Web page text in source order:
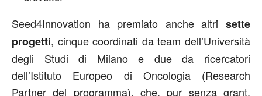
Seed4Innovation ha premiato anche altri sette
progetti, cinque coordinati da team dell’Università
degli Studi di Milano e due da ricercatori
dell’Istituto Europeo di Oncologia (Research
Partner del programma), che, pur senza grant,